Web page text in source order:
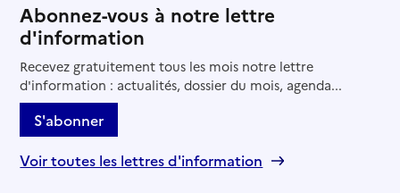
Abonnez-vous à notre lettre
d'information
Recevez gratuitement tous les mois notre lettre
d'information : actualités, dossier du mois, agenda...
S'abonner
Voir toutes les lettres d'information